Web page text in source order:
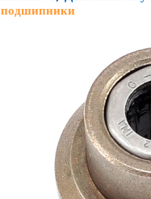
подшипники